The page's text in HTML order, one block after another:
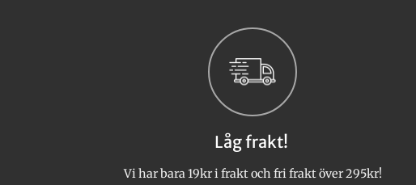
Låg frakt!
Vi har bara 19kr i frakt och fri frakt över 295kr!